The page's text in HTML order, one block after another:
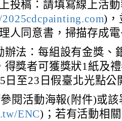
投稿：請填寫線上活
)，
人同意書，掃描存成
辦法：每組設有金獎、
得獎者可獲獎狀1紙及
日至23日假臺北光點公
閱活動海報(附件)或
ENC)；若有活動相